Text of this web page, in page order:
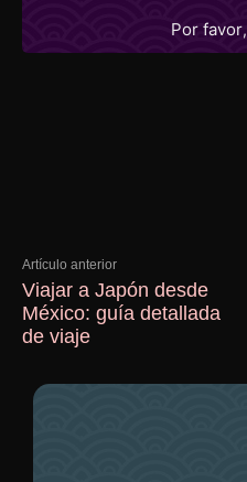
Por favor,
Artículo anterior
Viajar a Japón desde
México: guía detallada
de viaje